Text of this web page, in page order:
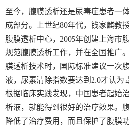
至今，腹膜透析还是尿毒症患者一
成部分。上世纪80年代，钱家麒教
腹膜透析中心， 2005年创建上海市
规范腹膜透析工作，并在全国推广
膜透析技术时，国际标准建议一次
液，尿素清除指数要达到 2.0才认为
根据临床实践发现，中国患者起始
析液，就能得到很好的治疗效果。
降低了治疗费用，而且保护了腹膜